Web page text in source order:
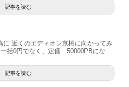
記事を読む
に 近くのエディオン京橋に向かってみ
括0円でなく、定価 50000PBにな
記事を読む